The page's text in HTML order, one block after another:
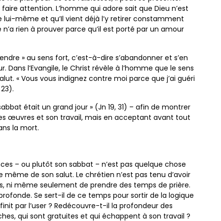
attention. L’homme qui adore sait que Dieu n’est
lui-même et qu’Il vient déjà l’y retirer constamment
rien à prouver parce qu’il est porté par un amour
» au sens fort, c’est-à-dire s’abandonner et s’en
l’Evangile, le Christ révèle à l’homme que le sens
« Vous vous indignez contre moi parce que j’ai guéri
était un grand jour » (Jn 19, 31) – afin de montrer
œuvres et son travail, mais en acceptant avant tout
la mort.
– ou plutôt son sabbat – n’est pas quelque chose
de son salut. Le chrétien n’est pas tenu d’avoir
même seulement de prendre des temps de prière.
Se sert-il de ce temps pour sortir de la logique
par l’user ? Redécouvre-t-il la profondeur des
qui sont gratuites et qui échappent à son travail ?